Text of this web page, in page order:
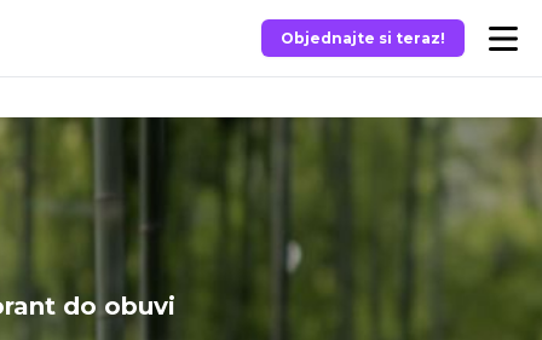
Objednajte si teraz!
do obuvi